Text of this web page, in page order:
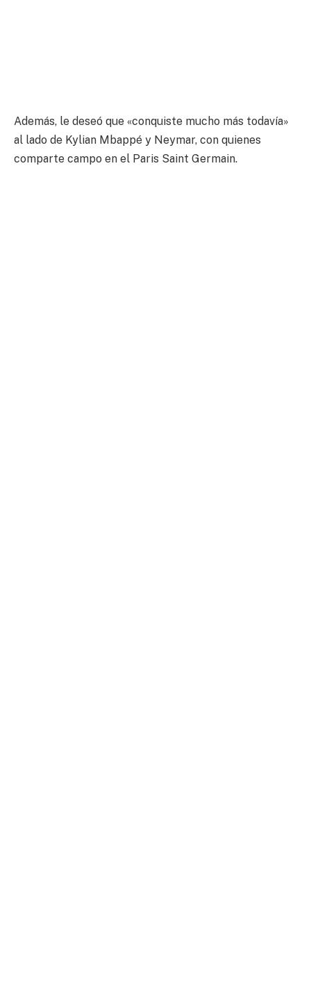
Además, le deseó que «conquiste mucho más todavía»
al lado de Kylian Mbappé y Neymar, con quienes
comparte campo en el Paris Saint Germain.